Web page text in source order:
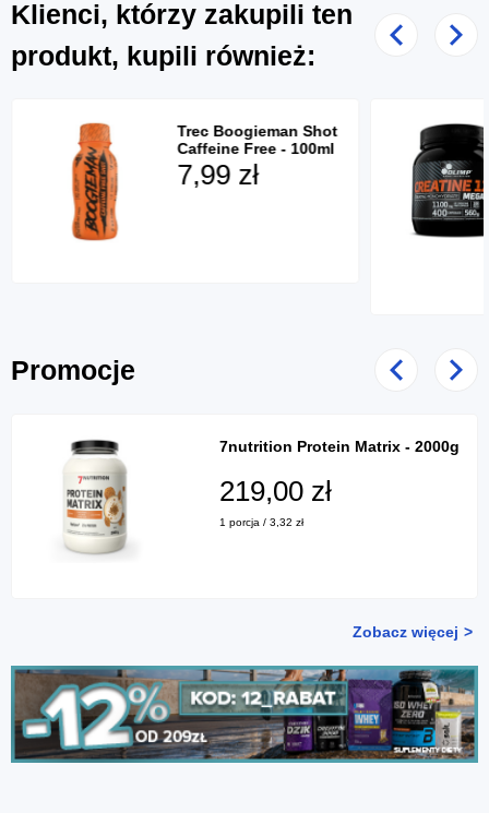
Klienci, którzy zakupili ten
produkt, kupili również:
Poprzedni
Trec Boogieman Shot
Caffeine Free - 100ml
7,99 zł
Promocje Poprzedni
7nutrition Protein Matrix - 2000g
219,00 zł
1 porcja / 3,32 zł
Zobacz więcej